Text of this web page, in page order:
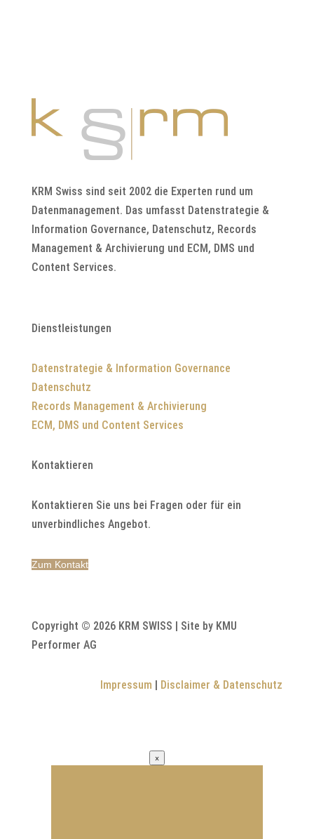
KRM Swiss sind seit 2002 die Experten rund um
Datenmanagement. Das umfasst Datenstrategie &
Information Governance, Datenschutz, Records
Management & Archivierung und ECM, DMS und
Content Services.
Dienstleistungen
Datenstrategie & Information Governance
Datenschutz
Records Management & Archivierung
ECM, DMS und Content Services
Kontaktieren
Kontaktieren Sie uns bei Fragen oder für ein
unverbindliches Angebot.
Zum Kontakt
Copyright © 2026 KRM SWISS | Site by KMU
Performer AG
Impressum | Disclaimer & Datenschutz
×